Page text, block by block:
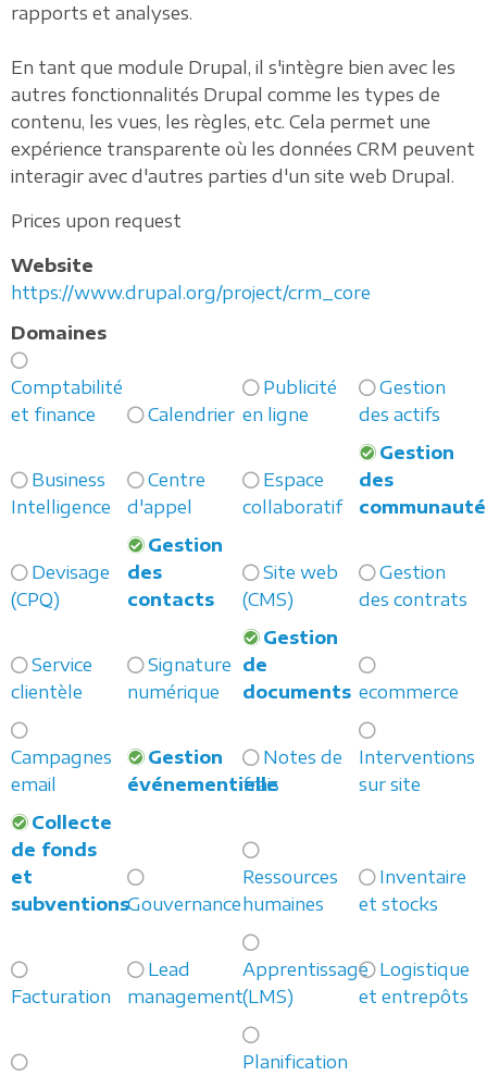
rapports et analyses.
En tant que module Drupal, il s'intègre bien avec les
autres fonctionnalités Drupal comme les types de
contenu, les vues, les règles, etc. Cela permet une
expérience transparente où les données CRM peuvent
interagir avec d'autres parties d'un site web Drupal.
Prices upon request
Website
https://www.drupal.org/project/crm_core
Domaines
Comptabilité
et finance
Calendrier
Publicité
en ligne
Gestion
des actifs
Business
Intelligence
Centre
d'appel
Espace
collaboratif
Gestion
des
Devisage
(CPQ)
Gestion
des
contacts
Site web
(CMS)
Gestion
des contrats
Service
clientèle
Signature
numérique
Gestion
de
documents ecommerce
Campagnes
email
Gestion
événementielle
Notes de
frais
Interventions
sur site
Collecte
de fonds
et
subventionsGouvernance
Ressources
humaines
Inventaire
et stocks
Facturation
Lead
management
Apprentissage
(LMS)
Logistique
et entrepôts
Planification